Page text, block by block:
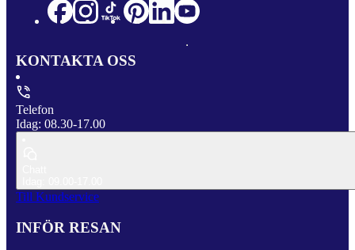
KONTAKTA OSS
Telefon
Idag: 08.30-17.00
Till Kundservice
INFÖR RESAN